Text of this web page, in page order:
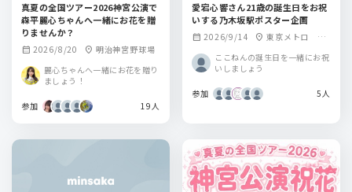
真夏の全国ツアー2026神宮公演で
森平麗心ちゃんへ一緒にお花を贈
りませんか？
calendar_month 2026/8/20 location_on 明治神宮野球場
麗心ちゃんへ一緒にお花を贈り
ましょう！
参加 19人
愛宕心響さん21歳の誕生日をお祝
いする乃木坂駅ポスター企画
calendar_month 2026/9/14 location_on 東京メトロ 乃
ここねんの誕生日を一緒にお祝
いしましょう
参加 5人